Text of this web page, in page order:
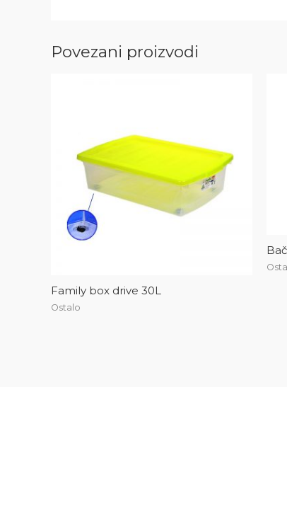
Povezani proizvodi
Family box drive 30L
Ostalo